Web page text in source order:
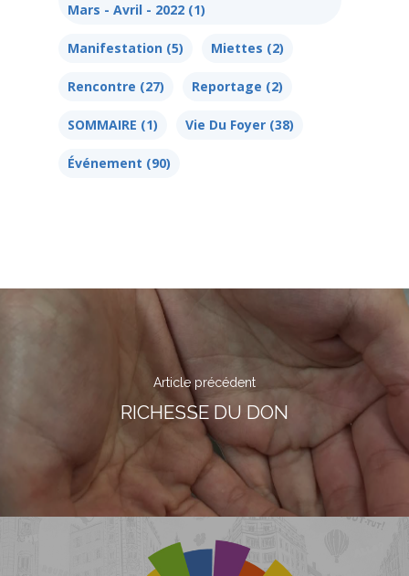
Mars - Avril - 2022 (1)
Manifestation (5) Miettes (2)
Rencontre (27) Reportage (2)
SOMMAIRE (1) Vie Du Foyer (38)
Événement (90)
Article précédent
RICHESSE DU DON